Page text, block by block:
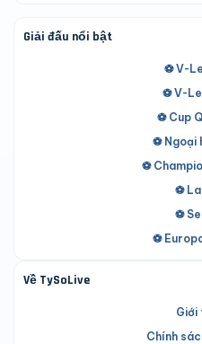
Giải đấu nổi bật
⚽ V-
⚽ V-
⚽ Cup
⚽ Ngoại
⚽
⚽
⚽
⚽
Về TySoLive
Giới
Chính